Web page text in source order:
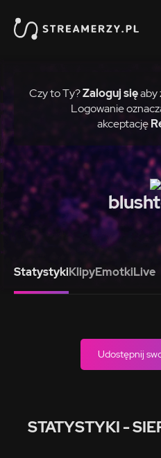
Czy to Ty?Zaloguj sięaby
Logowanie
akceptację
StatystykiKlipyEmotkiLive
Udostępnij
STATYSTYKI -